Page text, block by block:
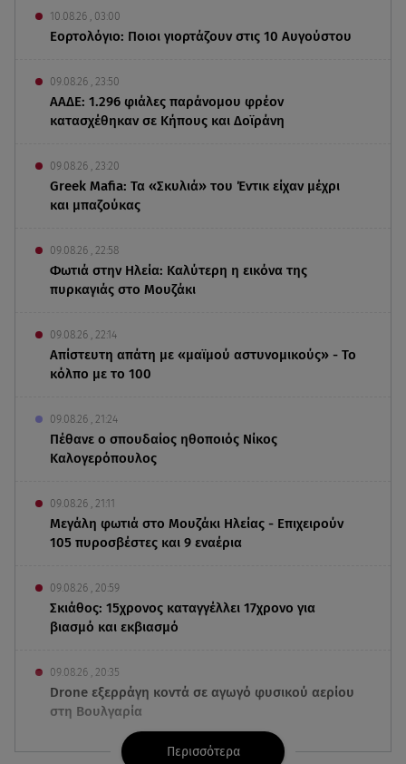
10.08.26 , 03:00
Εορτολόγιο: Ποιοι γιορτάζουν στις 10 Αυγούστου
09.08.26 , 23:50
ΑΑΔΕ: 1.296 φιάλες παράνομου φρέον
κατασχέθηκαν σε Κήπους και Δοϊράνη
09.08.26 , 23:20
Greek Mafia: Τα «Σκυλιά» του Έντικ είχαν μέχρι
και μπαζούκας
09.08.26 , 22:58
Φωτιά στην Ηλεία: Καλύτερη η εικόνα της
πυρκαγιάς στο Μουζάκι
09.08.26 , 22:14
Απίστευτη απάτη με «μαϊμού αστυνομικούς» - Το
κόλπο με το 100
09.08.26 , 21:24
Πέθανε ο σπουδαίος ηθοποιός Νίκος
Καλογερόπουλος
09.08.26 , 21:11
Μεγάλη φωτιά στο Μουζάκι Ηλείας - Επιχειρούν
105 πυροσβέστες και 9 εναέρια
09.08.26 , 20:59
Σκιάθος: 15χρονος καταγγέλλει 17χρονο για
βιασμό και εκβιασμό
09.08.26 , 20:35
Drone εξερράγη κοντά σε αγωγό φυσικού αερίου
στη Βουλγαρία
Περισσότερα